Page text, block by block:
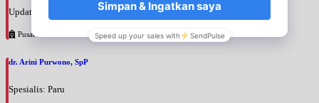
Update terakhir: 2026-08-07 20:35:45
Pusat Pertamina
dr. Arini Purwono, SpP
Spesialis: Paru